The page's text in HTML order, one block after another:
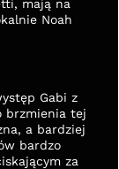
mają na
Noah
Gabi z
brzmienia tej
a bardziej
bardzo
za